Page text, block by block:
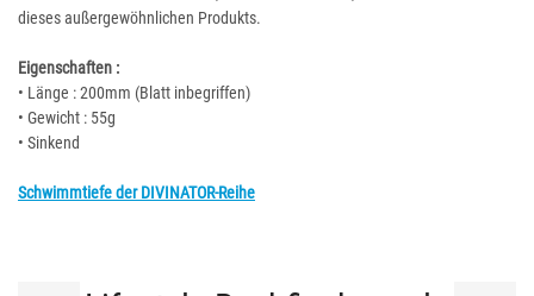
dieses außergewöhnlichen Produkts.
Eigenschaften :
• Länge : 200mm (Blatt inbegriffen)
• Gewicht : 55g
• Sinkend
Schwimmtiefe der DIVINATOR-Reihe